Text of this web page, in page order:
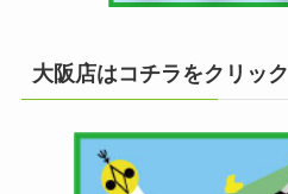
大阪店はコチラをクリック